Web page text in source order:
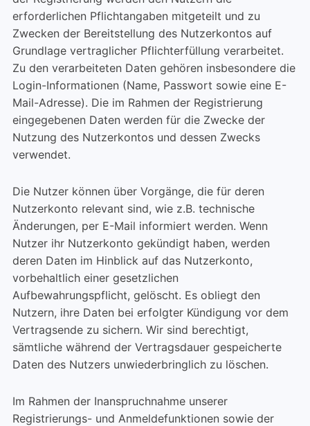
erforderlichen Pflichtangaben mitgeteilt und zu
Zwecken der Bereitstellung des Nutzerkontos auf
Grundlage vertraglicher Pflichterfüllung verarbeitet.
Zu den verarbeiteten Daten gehören insbesondere die
Login-Informationen (Name, Passwort sowie eine E-
Mail-Adresse). Die im Rahmen der Registrierung
eingegebenen Daten werden für die Zwecke der
Nutzung des Nutzerkontos und dessen Zwecks
verwendet.
Die Nutzer können über Vorgänge, die für deren
Nutzerkonto relevant sind, wie z.B. technische
Änderungen, per E-Mail informiert werden. Wenn
Nutzer ihr Nutzerkonto gekündigt haben, werden
deren Daten im Hinblick auf das Nutzerkonto,
vorbehaltlich einer gesetzlichen
Aufbewahrungspflicht, gelöscht. Es obliegt den
Nutzern, ihre Daten bei erfolgter Kündigung vor dem
Vertragsende zu sichern. Wir sind berechtigt,
sämtliche während der Vertragsdauer gespeicherte
Daten des Nutzers unwiederbringlich zu löschen.
Im Rahmen der Inanspruchnahme unserer
Registrierungs- und Anmeldefunktionen sowie der